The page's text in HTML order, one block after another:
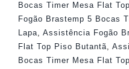
Bocas Timer Mesa Flat
Fogão Brastemp 5 Bocas
Lapa, Assistência Fogão
Flat Top Piso Butantã,
Bocas Timer Mesa Flat